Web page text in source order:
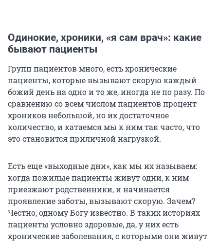
Одинокие, хроники, «я сам врач»: какие
бывают пациенты
Групп пациентов много, есть хронические
пациенты, которые вызывают скорую каждый
божий день на одно и то же, иногда не по разу. По
сравнению со всем числом пациентов процент
хроников небольшой, но их достаточное
количество, и катаемся мы к ним так часто, что
это становится приличной нагрузкой.
Есть еще«выходные дни», как мы их называем:
когда пожилые пациенты живут одни, к ним
приезжают родственники, и начинается
проявление заботы, вызывают скорую. Зачем?
Честно, одному Богу известно. В таких историях
пациенты условно здоровые, да, у них есть
хронические заболевания, с которыми они живут